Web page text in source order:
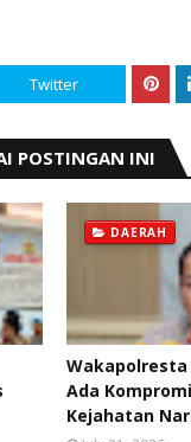
Twitter
POSTINGAN INI
DAERAH
Ada
Kejahatan